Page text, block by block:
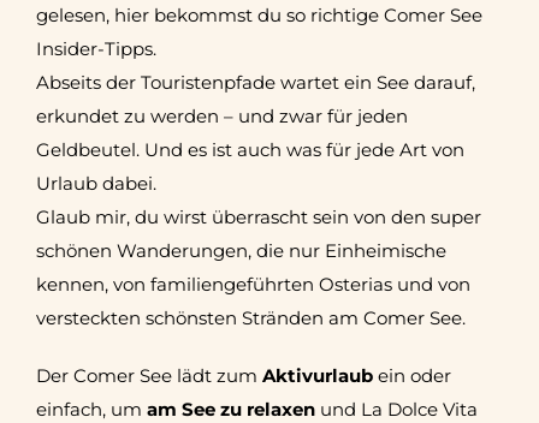
gelesen, hier bekommst du so richtige Comer See
Insider-Tipps.
Abseits der Touristenpfade wartet ein See darauf,
erkundet zu werden – und zwar für jeden
Geldbeutel. Und es ist auch was für jede Art von
Urlaub dabei.
Glaub mir, du wirst überrascht sein von den super
schönen Wanderungen, die nur Einheimische
kennen, von familiengeführten Osterias und von
versteckten schönsten Stränden am Comer See.
Der Comer See lädt zum Aktivurlaubein oder
einfach, um am See zu relaxenund La Dolce Vita